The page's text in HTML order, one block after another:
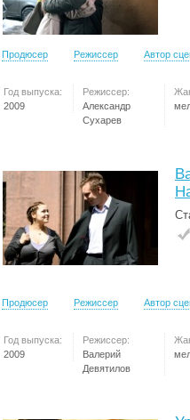
Продюсер Режиссер Автор
Год выпуска:
2009
Режиссер:
Александр
Сухарев
Продюсер Режиссер Автор
Год выпуска:
2009
Режиссер:
Валерий
Девятилов